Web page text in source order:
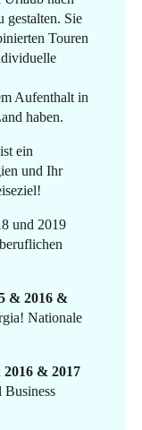
gestalten. Sie
Touren
Aufenthalt in
haben.
ein
und Ihr
und 2019
& 2016 &
Nationale
& 2017